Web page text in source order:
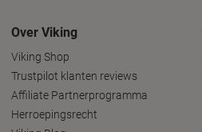
Over Viking
Viking Shop
Trustpilot klanten reviews
Affiliate Partnerprogramma
Herroepingsrecht